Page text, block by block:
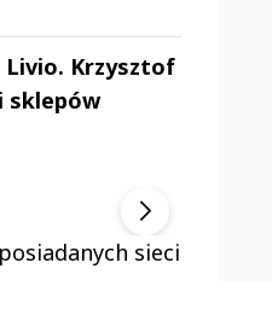
Livio. Krzysztof
sklepów
sieci